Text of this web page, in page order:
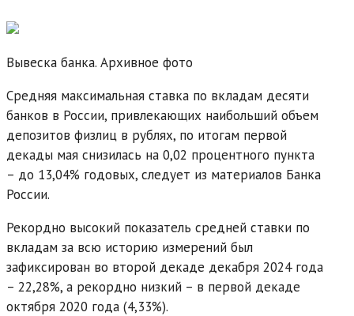
Вывеска банка. Архивное фото
Средняя максимальная ставка по вкладам десяти
банков в России, привлекающих наибольший объем
депозитов физлиц в рублях, по итогам первой
декады мая снизилась на 0,02 процентного пункта
– до 13,04% годовых, следует из материалов Банка
России.
Рекордно высокий показатель средней ставки по
вкладам за всю историю измерений был
зафиксирован во второй декаде декабря 2024 года
– 22,28%, а рекордно низкий – в первой декаде
октября 2020 года (4,33%).